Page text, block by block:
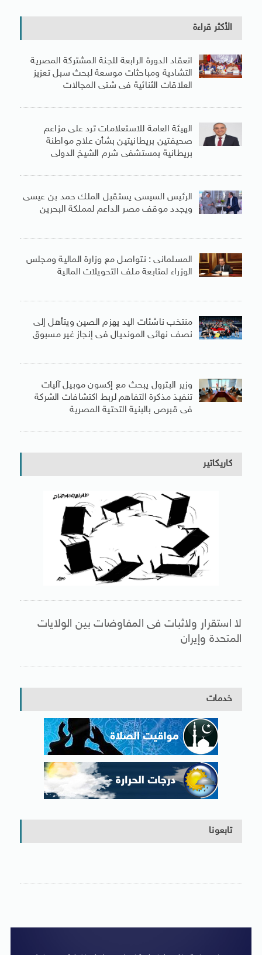
الأكثر قراءة
انعقاد الدورة الرابعة للجنة المشتركة المصرية
التشادية ومباحثات موسعة لبحث سبل تعزيز
العلاقات الثنائية فى شتى المجالات
الهيئة العامة للاستعلامات ترد على مزاعم
صحيفتين بريطانيتين بشأن علاج مواطنة
بريطانية بمستشفى شرم الشيخ الدولى
الرئيس السيسى يستقبل الملك حمد بن عيسى
ويجدد موقف مصر الداعم لمملكة البحرين
المسلمانى : نتواصل مع وزارة المالية ومجلس
الوزراء لمتابعة ملف التحويلات المالية
منتخب ناشئات اليد يهزم الصين ويتأهل إلى
نصف نهائى المونديال فى إنجاز غير مسبوق
وزير البترول يبحث مع إكسون موبيل آليات
تنفيذ مذكرة التفاهم لربط اكتشافات الشركة
فى قبرص بالبنية التحتية المصرية
كاريكاتير
لا استقرار ولاثبات فى المفاوضات بين الولايات
المتحدة وإيران
خدمات
تابعونا